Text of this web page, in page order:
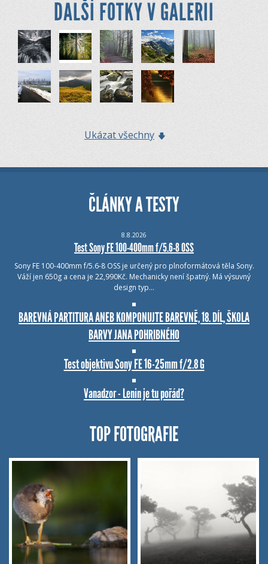
DALŠÍ FOTKY V GALERII
Ukázat všechny
ČLÁNKY A TESTY
8.8.2026
Test Sony FE 100-400mm f/5.6-8 OSS
Sony FE 100-400mm f/5.6-8 OSS je určený pro plnoformátová těla Sony.
Váží jen 650g a cena je 22,990Kč. Mechanicky není špatný. Má výsuvný
design typ…
BAREVNÁ PARTITURA ANEB KOMPONUJTE BAREVNĚ, 18. DÍL, ŠKOLA
BARVY JANA POHRIBNÉHO
Test objektivu Sony FE 16-25mm f/2.8 G
Vanadzor - Lenin je tu pořád?
TOP FOTOGRAFIE